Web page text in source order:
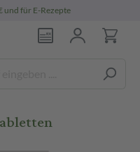
und für E-Rezepte